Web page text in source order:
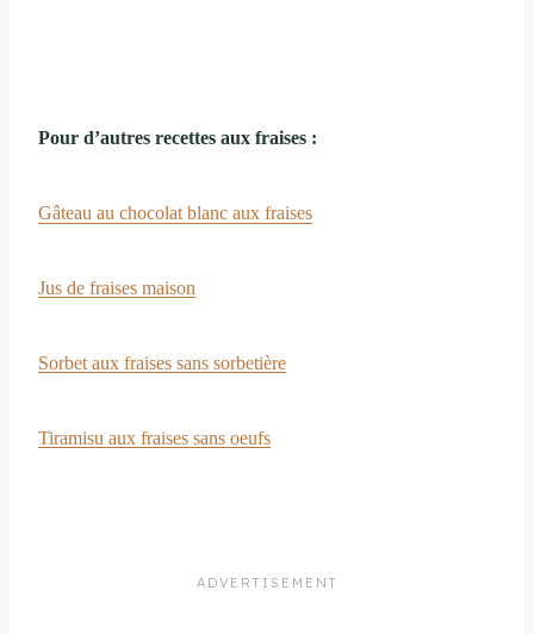
Pour d’autres recettes aux fraises :
Gâteau au chocolat blanc aux fraises
Jus de fraises maison
Sorbet aux fraises sans sorbetière
Tiramisu aux fraises sans oeufs